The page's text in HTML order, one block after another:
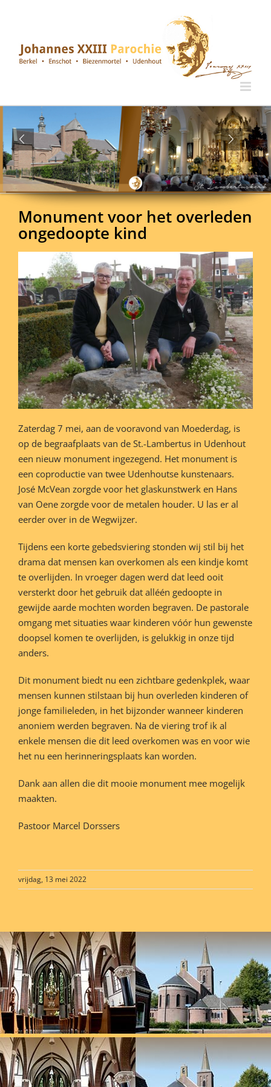
Monument voor het overleden
ongedoopte kind
Zaterdag 7 mei, aan de vooravond van Moederdag, is
op de begraafplaats van de St.-Lambertus in Udenhout
een nieuw monument ingezegend. Het monument is
een coproductie van twee Udenhoutse kunstenaars.
José McVean zorgde voor het glaskunstwerk en Hans
van Oene zorgde voor de metalen houder. U las er al
eerder over in de Wegwijzer.
Tijdens een korte gebedsviering stonden wij stil bij het
drama dat mensen kan overkomen als een kindje komt
te overlijden. In vroeger dagen werd dat leed ooit
versterkt door het gebruik dat alléén gedoopte in
gewijde aarde mochten worden begraven. De pastorale
omgang met situaties waar kinderen vóór hun gewenste
doopsel komen te overlijden, is gelukkig in onze tijd
anders.
Dit monument biedt nu een zichtbare gedenkplek, waar
mensen kunnen stilstaan bij hun overleden kinderen of
jonge familieleden, in het bijzonder wanneer kinderen
anoniem werden begraven. Na de viering trof ik al
enkele mensen die dit leed overkomen was en voor wie
het nu een herinneringsplaats kan worden.
Dank aan allen die dit mooie monument mee mogelijk
maakten.
Pastoor Marcel Dorssers
vrijdag, 13 mei 2022